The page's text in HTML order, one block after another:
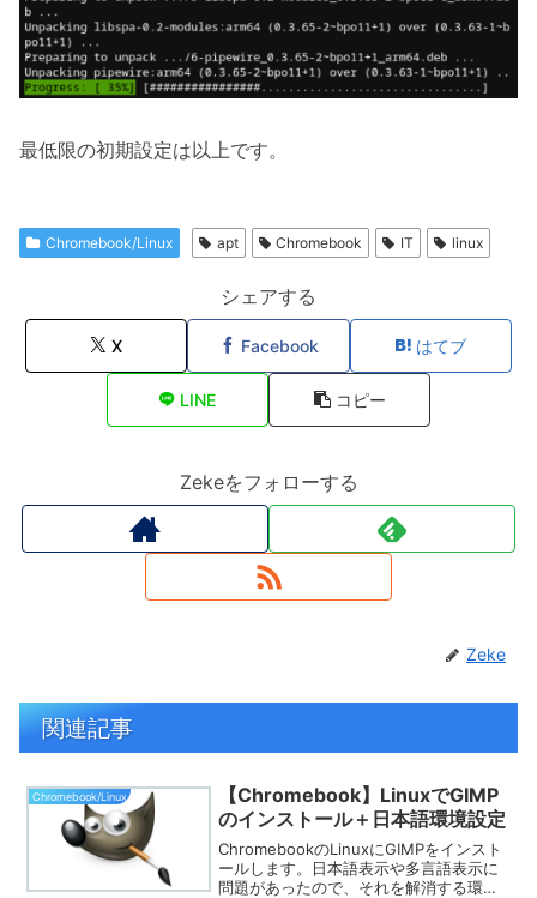
最低限の初期設定は以上です。
Chromebook/Linux apt Chromebook IT linux
シェアする
X Facebook はてブ
LINE コピー
Zekeをフォローする
Zeke
関連記事
Chromebook/Linux
【Chromebook】LinuxでGIMP
のインストール＋日本語環境設定
ChromebookのLinuxにGIMPをインスト
ールします。日本語表示や多言語表示に
問題があったので、それを解消する環境